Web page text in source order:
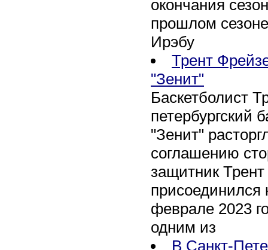
окончания
прошлом
Ирэбу
Трент
"Зенит"
Баскетболист
петербургский
"Зенит"
соглашению
защитник
присоединился
феврале 2023
одним из
В Санкт-